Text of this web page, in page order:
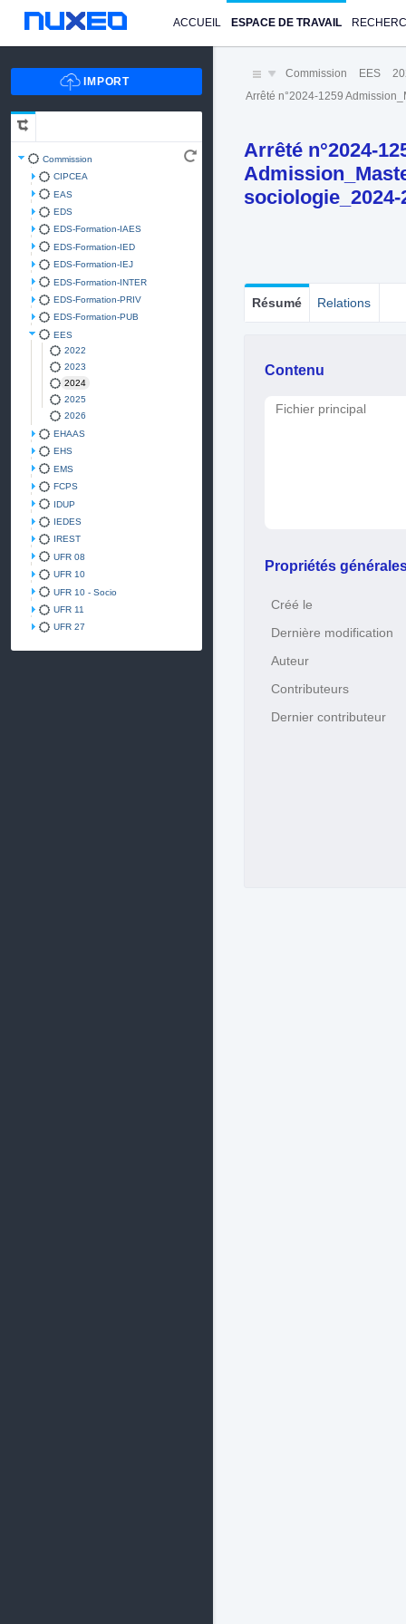
ACCUEIL ESPACE DE TRAVAIL
Commission
CIPCEA
EAS
EDS
EDS-Formation-IAES
EDS-Formation-IED
EDS-Formation-IEJ
EDS-Formation-INTER
EDS-Formation-PRIV
EDS-Formation-PUB
EES
2022
2023
2024
2025
2026
EHAAS
EHS
EMS
FCPS
IDUP
IEDES
IREST
UFR 08
UFR 10
UFR 10 - Socio
UFR 11
UFR 27
Commission EES
Arrêté n°2024-1259
Arrêté n°2024-
Résumé Relations
Contenu
Fichier principal
Propriétés
Créé le
Dernière modification
Auteur
Contributeurs
Dernier contributeur